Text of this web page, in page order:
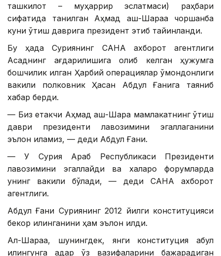
ташкилот – муҳаррир эслатмаси) раҳбари
сифатида танилган Аҳмад аш-Шараа чоршанба
куни ўтиш даврига президент этиб тайинланди.
Бу ҳақда Суриянинг САНА ахборот агентлиги
Асаднинг ағдарилишига олиб келган ҳужумга
бошчилик қилган Ҳарбий операциялар қўмондонлиги
вакили полковник Ҳасан Абдул Ғанига таяниб
хабар берди.
— Биз етакчи Аҳмад аш-Шара мамлакатнинг ўтиш
даври президенти лавозимини эгаллаганини
эълон қиламиз, — деди Абдул Ғани.
— У Сурия Араб Республикаси Президенти
лавозимини эгаллайди ва халқаро форумларда
унинг вакили бўлади, — деди САНА ахборот
агентлиги.
Абдул Ғани Суриянинг 2012 йилги конституцияси
бекор қилинганини ҳам эълон қилди.
Ал-Шараа, шунингдек, янги конституция қабул
қилингунга қадар ўз вазифаларини бажарадиган